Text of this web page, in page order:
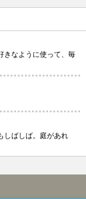
きなように使って、毎
しばしば。庭があれ